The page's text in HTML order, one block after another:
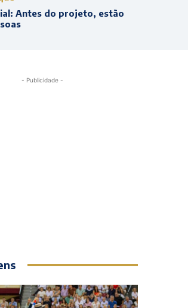
Antes do projeto, estão
- Publicidade -